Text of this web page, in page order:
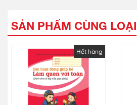
SẢN PHẨM CÙNG LOẠI
Hết hàng